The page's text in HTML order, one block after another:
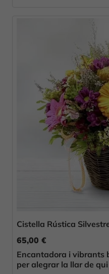
Cistella Rústica
65,00 €
Encantadora i vibrants
per alegrar la llar de